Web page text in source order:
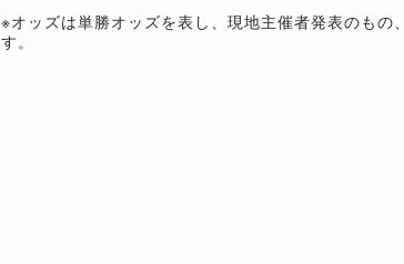
※オッズは単勝オッズを表し、現地主催者発表のも
す。